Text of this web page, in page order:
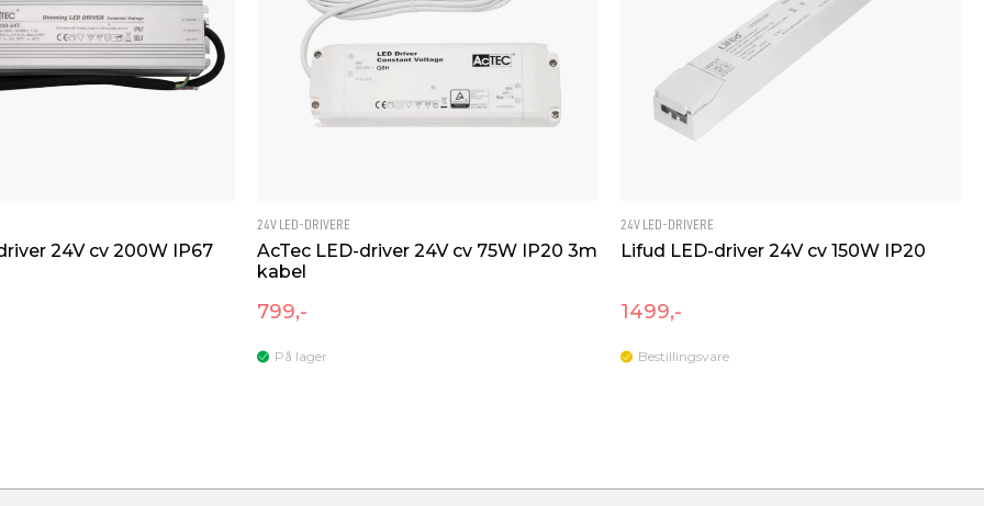
Forventet levetid [t]
PRODUSENTDATA
24V cv 200W IP67
24V LED-DRIVERE
AcTec LED-driver 24V cv 75W IP20 3m
kabel
799,-
På lager
24V LED-DRIVERE
Lifud LED-driver 24V cv 150W IP20
1499,-
Bestillingsvare